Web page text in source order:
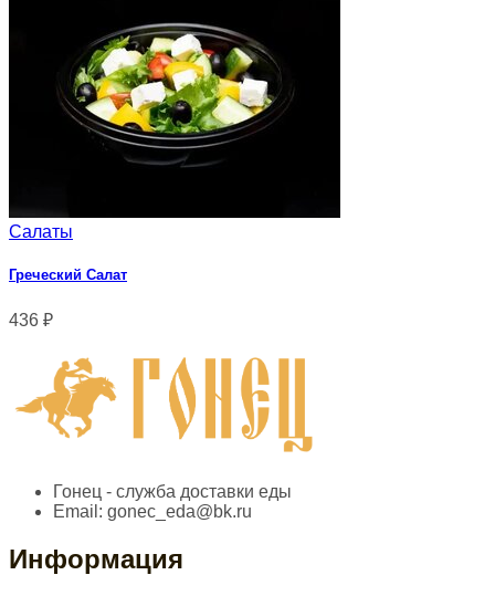
Салаты
Греческий Салат
436 ₽
Гонец - служба доставки еды
Email: gonec_eda@bk.ru
Информация